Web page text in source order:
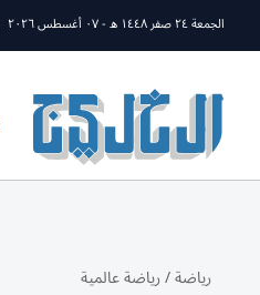
الجمعة ٢٤ صفر ١٤٤٨ ه - ٠٧ أغسطس ٢٠٢٦
رياضة/رياضة عالمية